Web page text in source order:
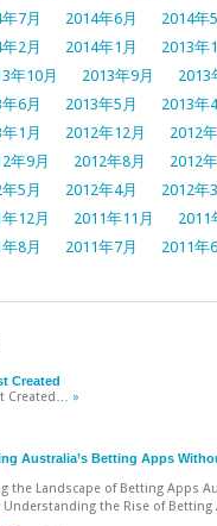
7月 2014年6月 2014年
2月 2014年1月
2013年
年10月 2013年9月
2013
6月 2013年5月 2013年
1月 2012年12月
2012
年9月 2012年8月
2012
5月 2012年4月 2012年
12月 2011年11月
2011
8月 2011年7月 2011年
Created
Created … »
Australia’s Betting Apps
the Landscape of Betting Apps
Understanding the Rise of Betting